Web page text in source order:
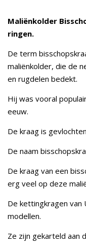
Maliënkolder
ringen.
De term
maliënkolder, die de
en rugdelen bedekt.
Hij was vooral
eeuw.
De kraag is
De naam
De kraag van een
erg veel op deze
De kettingkragen
modellen.
Ze zijn gekarteld aan